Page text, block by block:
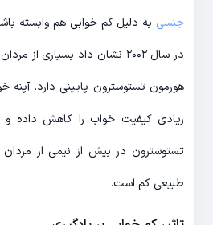
جنسی به دلیل کم خوابی هم وابسته
در سال ۲۰۰۲ نشان داد بسیاری از
هورمون تستوسترون پایینی دارد.
زیادی کیفیت خواب را کاهش داده و
تستوسترون در بیش از نیمی از مردان
طبیعی کم است.